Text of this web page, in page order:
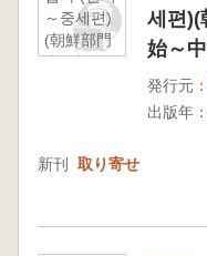
～중세편)
(朝鮮部門
史 朝鮮
세편
始～
発行元：
出版年：
新刊 取り寄せ